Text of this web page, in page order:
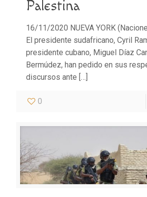
Palestina
16/11/2020 NUEVA YORK
El presidente sudafricano, Cyril
presidente cubano, Miguel Díaz
Bermúdez, han pedido en sus
discursos ante […]
0